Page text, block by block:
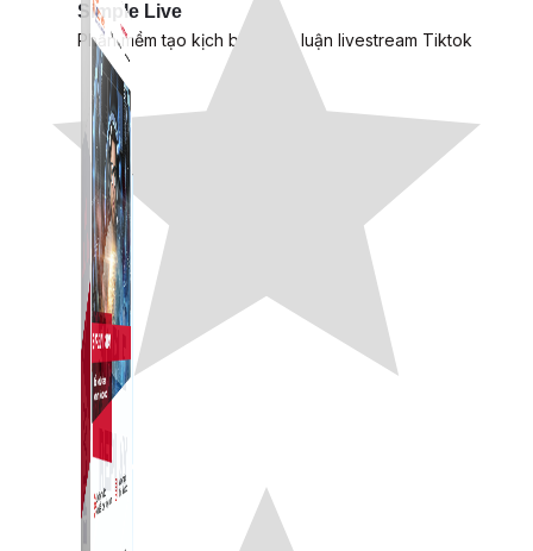
Simple Live
Phần mềm tạo kịch bản bình luận livestream Tiktok